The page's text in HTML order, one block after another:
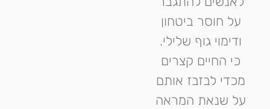
על חוסר ביטחון
ודימוי גוף שלילי.
כי החיים קצרים
מכדי לבזבז אותם
על שנאת המראה